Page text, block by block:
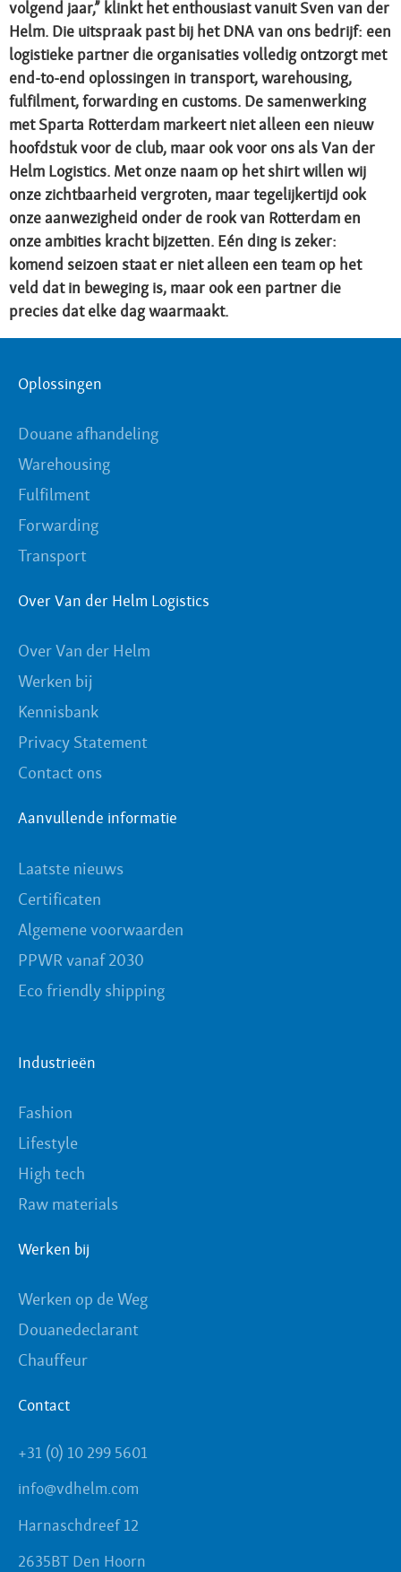
volgend jaar,” klinkt het enthousiast vanuit Sven van der
Helm. Die uitspraak past bij het DNA van ons bedrijf: een
logistieke partner die organisaties volledig ontzorgt met
end-to-end oplossingen in transport, warehousing,
fulfilment, forwarding en customs. De samenwerking
met Sparta Rotterdam markeert niet alleen een nieuw
hoofdstuk voor de club, maar ook voor ons als Van der
Helm Logistics. Met onze naam op het shirt willen wij
onze zichtbaarheid vergroten, maar tegelijkertijd ook
onze aanwezigheid onder de rook van Rotterdam en
onze ambities kracht bijzetten. Eén ding is zeker:
komend seizoen staat er niet alleen een team op het
veld dat in beweging is, maar ook een partner die
precies dat elke dag waarmaakt.
Oplossingen
Douane afhandeling
Warehousing
Fulfilment
Forwarding
Transport
Over Van der Helm Logistics
Over Van der Helm
Werken bij
Kennisbank
Privacy Statement
Contact ons
Aanvullende informatie
Laatste nieuws
Certificaten
Algemene voorwaarden
PPWR vanaf 2030
Eco friendly shipping
Industrieën
Fashion
Lifestyle
High tech
Raw materials
Werken bij
Werken op de Weg
Douanedeclarant
Chauffeur
Contact
+31 (0) 10 299 5601
info@vdhelm.com
Harnaschdreef 12
2635BT Den Hoorn